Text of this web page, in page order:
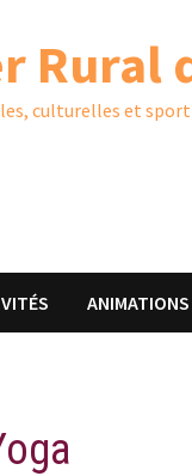
Rural
culturelles et
ANIMATIONS